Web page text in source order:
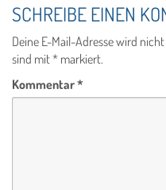
SCHREIBE EINEN
Deine E-Mail-Adresse wird
sind mit* markiert.
Kommentar*